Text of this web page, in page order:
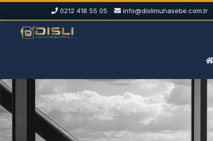
0212 418 55 05 info@dislimuhasebe.com.tr